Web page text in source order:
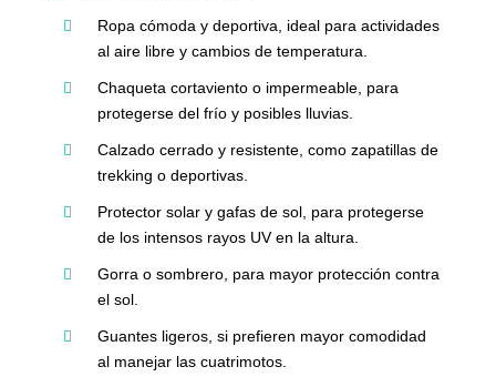
Ropa cómoda y deportiva, ideal para actividades
al aire libre y cambios de temperatura.
Chaqueta cortaviento o impermeable, para
protegerse del frío y posibles lluvias.
Calzado cerrado y resistente, como zapatillas de
trekking o deportivas.
Protector solar y gafas de sol, para protegerse
de los intensos rayos UV en la altura.
Gorra o sombrero, para mayor protección contra
el sol.
Guantes ligeros, si prefieren mayor comodidad
al manejar las cuatrimotos.